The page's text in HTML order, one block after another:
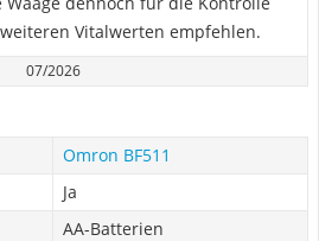
Vitalwerten empfehlen.
07/2026
Omron BF511
Ja
AA-Batterien